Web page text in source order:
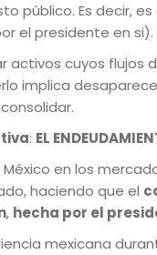
público. Es decir,
el presidente en si).
activos cuyos
implica
: EL
en los
haciendo que el
, hecha por el
mexicana